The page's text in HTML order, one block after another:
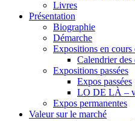
Livres
Présentation
Biographie
Démarche
Expositions en cours
Calendrier des
Expositions passées
Expos passées
LO DE LÀ –
Expos permanentes
Valeur sur le marché